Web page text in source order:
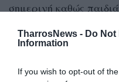
TharrosNews - Do Not
Information
If you wish to opt-out of
σημερινή καθώς
82χρονο στο